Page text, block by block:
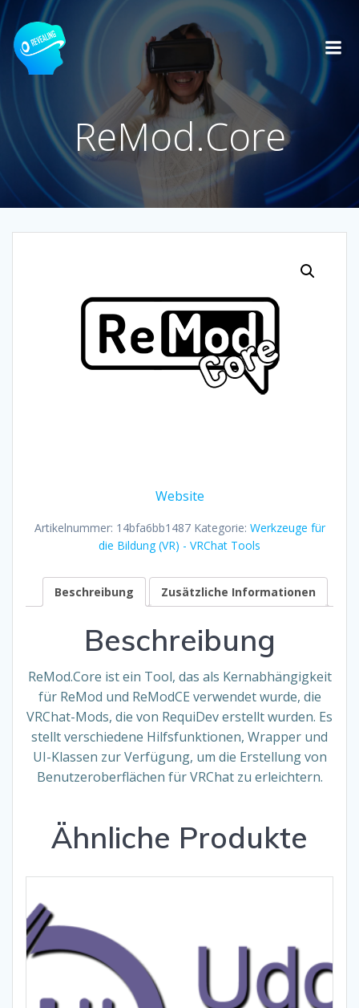
Inhalt
springen
ReMod.Core
Website
Artikelnummer: 14bfa6bb1487 Kategorie: Werkzeuge für
die Bildung (VR) - VRChat Tools
Beschreibung Zusätzliche Informationen
Beschreibung
ReMod.Core ist ein Tool, das als Kernabhängigkeit
für ReMod und ReModCE verwendet wurde, die
VRChat-Mods, die von RequiDev erstellt wurden. Es
stellt verschiedene Hilfsfunktionen, Wrapper und
UI-Klassen zur Verfügung, um die Erstellung von
Benutzeroberflächen für VRChat zu erleichtern.
Ähnliche Produkte